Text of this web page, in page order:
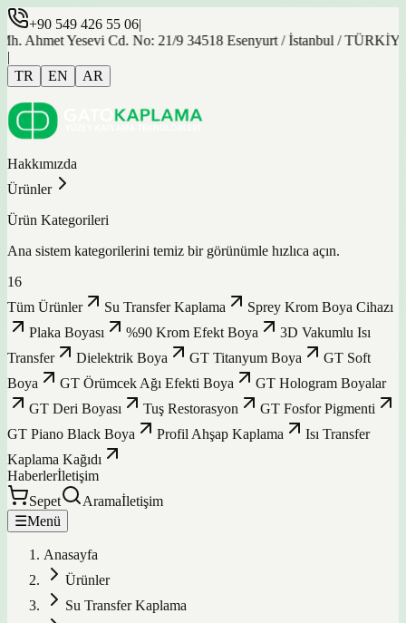
+90 549 426 55 06|
Yesevi Cd. No: 21/9 34518 Esenyurt / İstanbul / TÜRKİYE
|
TR
EN AR
Hakkımızda
Ürünler
Ürün Kategorileri
Ana sistem kategorilerini temiz bir görünümle hızlıca açın.
16
Tüm Ürünler
Su Transfer Kaplama
Sprey Krom Boya Cihazı
Plaka Boyası
%90 Krom Efekt Boya
3D Vakumlu Isı
Transfer
Dielektrik Boya GT Titanyum Boya
GT Soft
Boya
GT Örümcek Ağı Efekti Boya
GT Hologram Boyalar
GT Deri Boyası
Tuş Restorasyon
GT Fosfor Pigmenti
GT Piano Black Boya
Profil Ahşap Kaplama
Isı Transfer
Kaplama Kağıdı
Haberlerİletişim
Sepet
Aramaİletişim
☰Menü
Anasayfa
Ürünler
Su Transfer Kaplama